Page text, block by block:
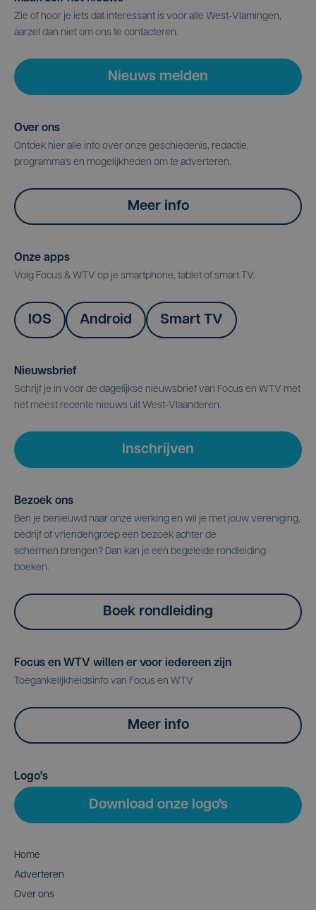
Zie of hoor je iets dat interessant is voor alle West-Vlamingen,
aarzel dan niet om ons te contacteren.
Nieuws melden
Over ons
Ontdek hier alle info over onze geschiedenis, redactie,
programma's en mogelijkheden om te adverteren.
Meer info
Onze apps
Volg Focus & WTV op je smartphone, tablet of smart TV.
IOS Android Smart TV
Nieuwsbrief
Schrijf je in voor de dagelijkse nieuwsbrief van Focus en WTV met
het meest recente nieuws uit West-Vlaanderen.
Inschrijven
Bezoek ons
Ben je benieuwd naar onze werking en wil je met jouw vereniging,
bedrijf of vriendengroep een bezoek achter de
schermen brengen? Dan kan je een begeleide rondleiding
boeken.
Boek rondleiding
Focus en WTV willen er voor iedereen zijn
Toegankelijkheidsinfo van Focus en WTV
Meer info
Logo's
Download onze logo's
Home
Adverteren
Over ons